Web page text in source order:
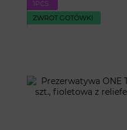
1PСS.
ZWROT GOTÓWKI